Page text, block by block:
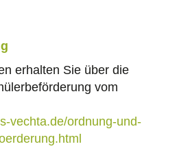
erhalten Sie über die
vom
vechta.de/ordnung-und-